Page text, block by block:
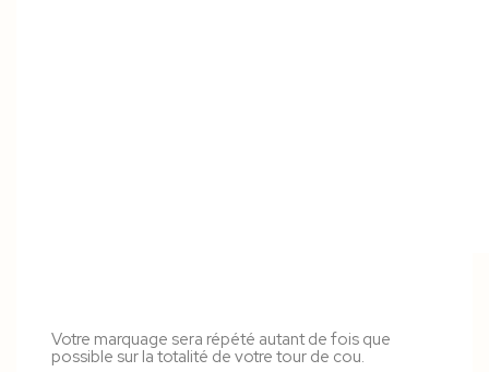
Votre marquage sera répété autant de fois que
possible sur la totalité de votre tour de cou.